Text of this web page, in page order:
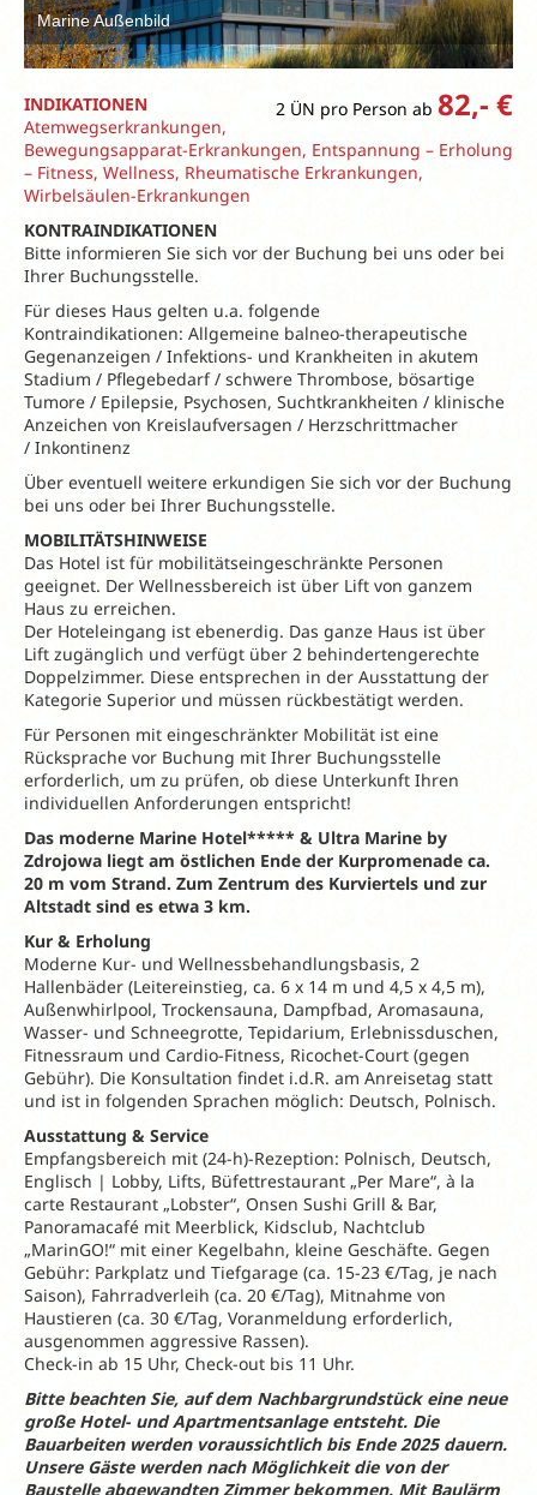
Marine Außenbild
2 ÜN pro Person ab 82,- €
INDIKATIONEN
Atemwegserkrankungen,
Bewegungsapparat-Erkrankungen, Entspannung – Erholung
– Fitness, Wellness, Rheumatische Erkrankungen,
Wirbelsäulen-Erkrankungen
KONTRAINDIKATIONEN
Bitte informieren Sie sich vor der Buchung bei uns oder bei
Ihrer Buchungsstelle.
Für dieses Haus gelten u.a. folgende
Kontraindikationen: Allgemeine balneo-therapeutische
Gegenanzeigen / Infektions- und Krankheiten in akutem
Stadium / Pflegebedarf / schwere Thrombose, bösartige
Tumore / Epilepsie, Psychosen, Suchtkrankheiten / klinische
Anzeichen von Kreislaufversagen / Herzschrittmacher
/ Inkontinenz
Über eventuell weitere erkundigen Sie sich vor der Buchung
bei uns oder bei Ihrer Buchungsstelle.
MOBILITÄTSHINWEISE
Das Hotel ist für mobilitätseingeschränkte Personen
geeignet. Der Wellnessbereich ist über Lift von ganzem
Haus zu erreichen.
Der Hoteleingang ist ebenerdig. Das ganze Haus ist über
Lift zugänglich und verfügt über 2 behindertengerechte
Doppelzimmer. Diese entsprechen in der Ausstattung der
Kategorie Superior und müssen rückbestätigt werden.
Für Personen mit eingeschränkter Mobilität ist eine
Rücksprache vor Buchung mit Ihrer Buchungsstelle
erforderlich, um zu prüfen, ob diese Unterkunft Ihren
individuellen Anforderungen entspricht!
Das moderne Marine Hotel***** & Ultra Marine by
Zdrojowa liegt am östlichen Ende der Kurpromenade ca.
20 m vom Strand. Zum Zentrum des Kurviertels und zur
Altstadt sind es etwa 3 km.
Kur & Erholung
Moderne Kur- und Wellnessbehandlungsbasis, 2
Hallenbäder (Leitereinstieg, ca. 6 x 14 m und 4,5 x 4,5 m),
Außenwhirlpool, Trockensauna, Dampfbad, Aromasauna,
Wasser- und Schneegrotte, Tepidarium, Erlebnissduschen,
Fitnessraum und Cardio-Fitness, Ricochet-Court (gegen
Gebühr). Die Konsultation findet i.d.R. am Anreisetag statt
und ist in folgenden Sprachen möglich: Deutsch, Polnisch.
Ausstattung & Service
Empfangsbereich mit (24-h)-Rezeption: Polnisch, Deutsch,
Englisch | Lobby, Lifts, Büfettrestaurant „Per Mare“, à la
carte Restaurant „Lobster“, Onsen Sushi Grill & Bar,
Panoramacafé mit Meerblick, Kidsclub, Nachtclub
„MarinGO!“ mit einer Kegelbahn, kleine Geschäfte. Gegen
Gebühr: Parkplatz und Tiefgarage (ca. 15-23 €/Tag, je nach
Saison), Fahrradverleih (ca. 20 €/Tag), Mitnahme von
Haustieren (ca. 30 €/Tag, Voranmeldung erforderlich,
ausgenommen aggressive Rassen).
Check-in ab 15 Uhr, Check-out bis 11 Uhr.
Bitte beachten Sie, auf dem Nachbargrundstück eine neue
große Hotel- und Apartmentsanlage entsteht. Die
Bauarbeiten werden voraussichtlich bis Ende 2025 dauern.
Unsere Gäste werden nach Möglichkeit die von der
Baustelle abgewandten Zimmer bekommen. Mit Baulärm